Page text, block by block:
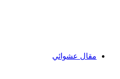
مقال عشوائي